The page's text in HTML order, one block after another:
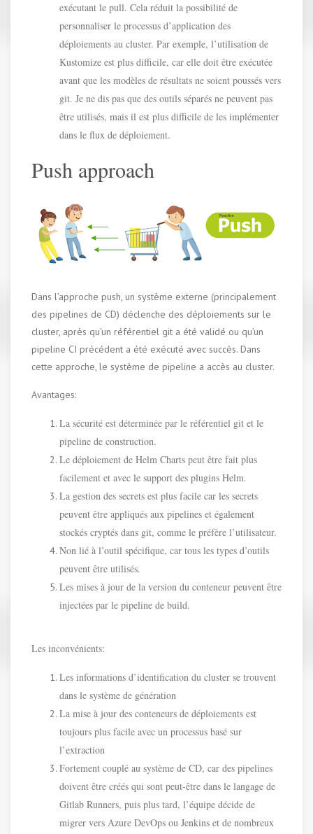
exécutant le pull. Cela réduit la possibilité de
personnaliser le processus d’application des
déploiements au cluster. Par exemple, l’utilisation de
Kustomize est plus difficile, car elle doit être exécutée
avant que les modèles de résultats ne soient poussés vers
git. Je ne dis pas que des outils séparés ne peuvent pas
être utilisés, mais il est plus difficile de les implémenter
dans le flux de déploiement.
Push approach
Dans l’approche push, un système externe (principalement
des pipelines de CD) déclenche des déploiements sur le
cluster, après qu’un référentiel git a été validé ou qu’un
pipeline CI précédent a été exécuté avec succès. Dans
cette approche, le système de pipeline a accès au cluster.
Avantages:
La sécurité est déterminée par le référentiel git et le
pipeline de construction.
Le déploiement de Helm Charts peut être fait plus
facilement et avec le support des plugins Helm.
La gestion des secrets est plus facile car les secrets
peuvent être appliqués aux pipelines et également
stockés cryptés dans git, comme le préfère l’utilisateur.
Non lié à l’outil spécifique, car tous les types d’outils
peuvent être utilisés.
Les mises à jour de la version du conteneur peuvent être
injectées par le pipeline de build.
Les inconvénients:
Les informations d’identification du cluster se trouvent
dans le système de génération
La mise à jour des conteneurs de déploiements est
toujours plus facile avec un processus basé sur
l’extraction
Fortement couplé au système de CD, car des pipelines
doivent être créés qui sont peut-être dans le langage de
Gitlab Runners, puis plus tard, l’équipe décide de
migrer vers Azure DevOps ou Jenkins et de nombreux